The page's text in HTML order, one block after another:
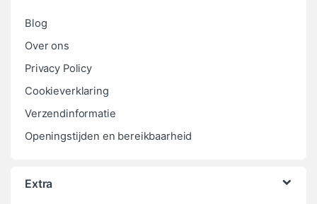
Blog
Over ons
Privacy Policy
Cookieverklaring
Verzendinformatie
Openingstijden en bereikbaarheid
Extra